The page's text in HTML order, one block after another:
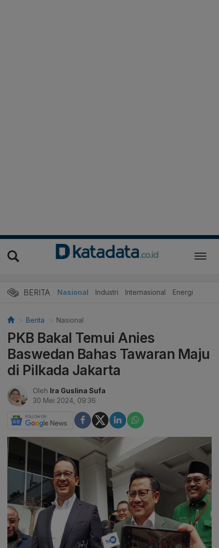
BERITA Nasional Industri Internasional Energi
Berita Nasional
PKB Bakal Temui Anies
Baswedan Bahas Tawaran Maju
di Pilkada Jakarta
Oleh Ira Guslina Sufa
30 Mei 2024, 09:36